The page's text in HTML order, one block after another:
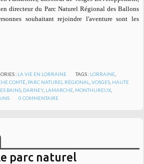
directeur du Parc Naturel Régional des Ballons
souhaitant rejoindre l'aventure sont les
: LA VIE EN LORRAINE TAGS : LORRAINE
COMTÉ PARC NATUREL RÉGIONAL ,VOSGES HAUTE
BAINS DARNEY, LAMARCHE MONTHUREUX
0 COMMENTAIRE
parc naturel